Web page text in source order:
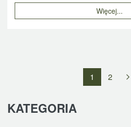
Więcej...
1 2
KATEGORIA